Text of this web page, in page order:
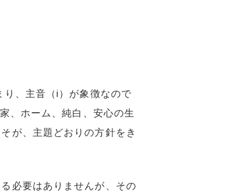
、主音（ⅰ）が象徴なので
、ホーム、純白、安心の生
が、主題どおりの方針をき
必要はありませんが、その